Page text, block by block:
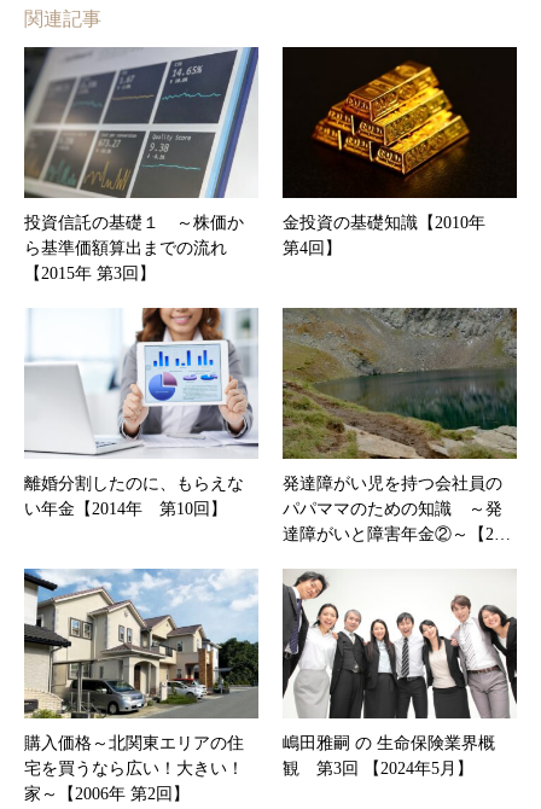
関連記事
投資信託の基礎１ ～株価か
ら基準価額算出までの流れ
【2015年 第3回】
金投資の基礎知識【2010年
第4回】
離婚分割したのに、もらえな
い年金【2014年 第10回】
発達障がい児を持つ会社員の
パパママのための知識 ～発
達障がいと障害年金②～【2…
購入価格～北関東エリアの住
宅を買うなら広い！大きい！
家～【2006年 第2回】
嶋田雅嗣 の 生命保険業界概
観 第3回 【2024年5月】